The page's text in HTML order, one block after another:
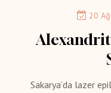
20
Sakarya’da lazer